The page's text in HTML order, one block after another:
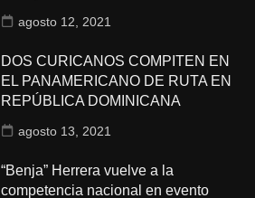
agosto 12, 2021
DOS CURICANOS COMPITEN EN
EL PANAMERICANO DE RUTA EN
REPÚBLICA DOMINICANA
agosto 13, 2021
“Benja” Herrera vuelve a la
competencia nacional en evento